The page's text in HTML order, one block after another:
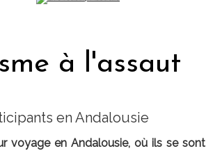
à l'assaut
en Andalousie
voyage en Andalousie, où ils se sont